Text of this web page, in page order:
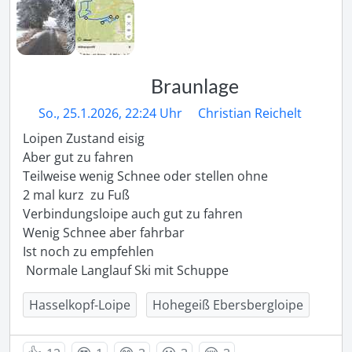
Braunlage
So., 25.1.2026, 22:24 Uhr
Christian Reichelt
Loipen Zustand eisig
Aber gut zu fahren
Teilweise wenig Schnee oder stellen ohne
2 mal kurz  zu Fuß
Verbindungsloipe auch gut zu fahren
Wenig Schnee aber fahrbar
Ist noch zu empfehlen
Hasselkopf-Loipe
Hohegeiß Ebersbergloipe